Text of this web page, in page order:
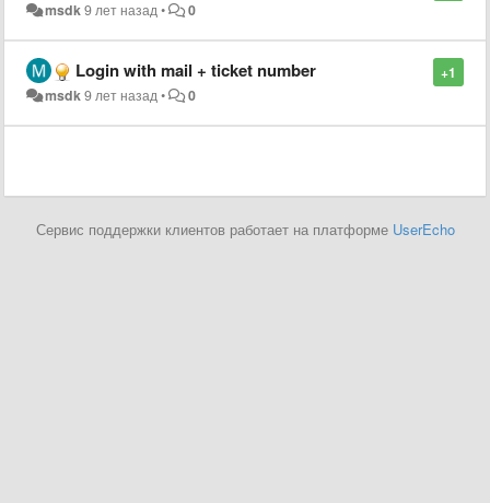
msdk9 лет назад• 0
+1
Login with mail + ticket number
msdk9 лет назад• 0
Сервис поддержки клиентов работает на платформе UserEcho